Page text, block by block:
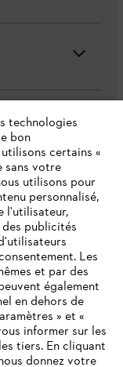
technologies
bon
certains «
sans votre
utilisons pour
personnalisé,
l'utilisateur,
publicités
Les
et par des
également
en dehors de
» et «
informer sur les
tiers. En cliquant
donnez votre